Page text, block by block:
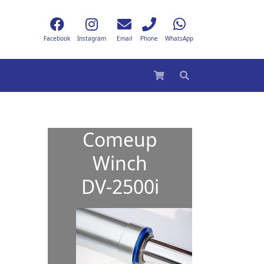
Facebook Instagram Email Phone WhatsApp
Comeup
Winch
DV-2500i